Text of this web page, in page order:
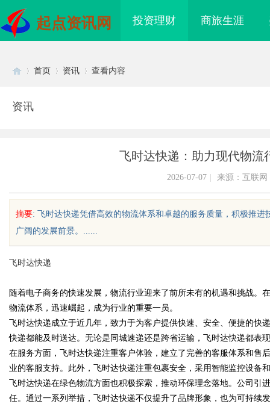
起点资讯网 投资理财 商旅生涯
uz
首页 资讯 查看内容
资讯
飞时达快递：助力现代物流
2026-07-07 来源：互联网
摘要: 飞时达快递凭借高效的物流体系和卓越的服务质量，积极推
广阔的发展前景。......
飞时达快递
随着电子商务的快速发展，物流行业迎来了前所未有的机遇和挑战。
物流体系，迅速崛起，成为行业的重要一员。
飞时达快递成立于近几年，致力于为客户提供快速、安全、便捷的
快递都能及时送达。无论是同城速递还是跨省运输，飞时达快递都表
在服务方面，飞时达快递注重客户体验，建立了完善的客服体系和售
业的客服支持。此外，飞时达快递注重包裹安全，采用智能监控设备
飞时达快递在绿色物流方面也积极探索，推动环保理念落地。公司
任。通过一系列举措，飞时达快递不仅提升了品牌形象，也为可持续
时代影视娱乐的创
高分子材料有限公司董事长陈世